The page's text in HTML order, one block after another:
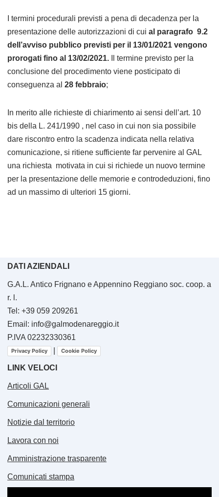
I termini procedurali previsti a pena di decadenza per la
presentazione delle autorizzazioni di cui al paragrafo 9.2
dell’avviso pubblico previsti per il 13/01/2021 vengono
prorogati fino al 13/02/2021. Il termine previsto per la
conclusione del procedimento viene posticipato di
conseguenza al 28 febbraio;
In merito alle richieste di chiarimento ai sensi dell’art. 10
bis della L. 241/1990 , nel caso in cui non sia possibile
dare riscontro entro la scadenza indicata nella relativa
comunicazione, si ritiene sufficiente far pervenire al GAL
una richiesta motivata in cui si richiede un nuovo termine
per la presentazione delle memorie e controdeduzioni, fino
ad un massimo di ulteriori 15 giorni.
DATI AZIENDALI
G.A.L. Antico Frignano e Appennino Reggiano soc. coop. a
r. l.
Tel: +39 059 209261
Email: info@galmodenareggio.it
P.IVA 02232330361
Privacy Policy Cookie Policy
LINK VELOCI
Articoli GAL
Comunicazioni generali
Notizie dal territorio
Lavora con noi
Amministrazione trasparente
Comunicati stampa